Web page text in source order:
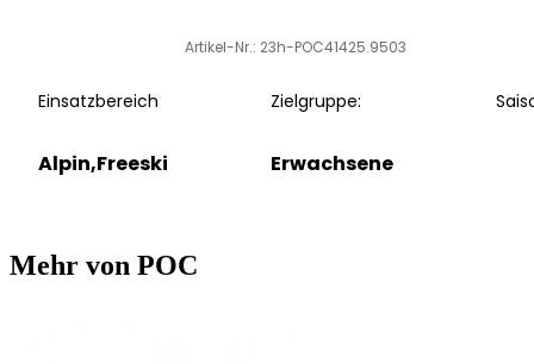
Artikel-Nr.: 23h-POC41425.9503
Einsatzbereich
Alpin,Freeski
Zielgruppe:
Erwachsene
Mehr von POC